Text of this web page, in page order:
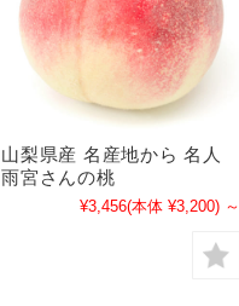
山梨県産 名産地から 名人
雨宮さんの桃
¥3,456(本体 ¥3,200) ～